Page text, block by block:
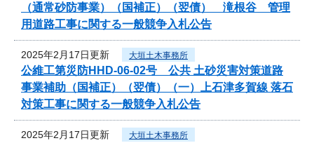
（通常砂防事業）（国補正）（翌債） 滝根谷 管理
用道路工事に関する一般競争入札公告
2025年2月17日更新 大垣土木事務所
公維工第災防HHD-06-02号 公共 土砂災害対策道路
事業補助（国補正）（翌債）（一）上石津多賀線 落石
対策工事に関する一般競争入札公告
2025年2月17日更新 大垣土木事務所